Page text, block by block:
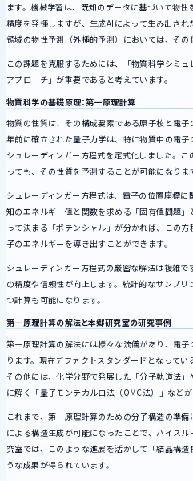
ます。機械学習は、既知のデータに基づいて物
精度を発揮しますが、生成AIによって生み出さ
領域の物性予測（外挿的予測）においては、その
この課題を克服するためには、「物質科学シミ
アプローチ」が重要であると考えています。
物質科学の基礎原理：第一原理計算
物質の性質は、その構成要素である原子核と電
年前に確立された量子力学は、特に物質中の電子
シュレーディンガー方程式を定式化しました。
っても、その性質を予測することが可能になりま
シュレーディンガー方程式は、電子の位置座標
知のエネルギー値と関数を求める「固有値問題
って決まる「ポテンシャル」が分かれば、この
子のエネルギーを導き出すことができます。
シュレーディンガー方程式の厳密な解法は複雑
の精度や信頼性が向上します。統計的なサンプ
つ計算も可能になります。
第一原理計算の解法と本郷研究室の研究事例
第一原理計算の解法には様々な流儀があり、電
ります。現在デファクトスタンダードとなってい
その他には、化学分野で発展した「分子軌道法
に解く「量子モンテカルロ法（QMC法）」などが
これまで、第一原理計算のための分子構造の準
による構造生成が可能になったことで、ハイス
究室では、このような進展を活かして「結晶構
うな成果が得られています。